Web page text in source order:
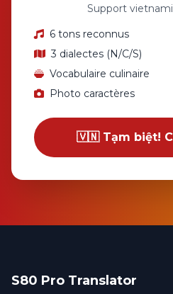
Support
6 tons reconnus
3 dialectes (N/C/S)
Vocabulaire culinaire
Photo caractères
🇻🇳 Tạm biệt!
S80 Pro Translator